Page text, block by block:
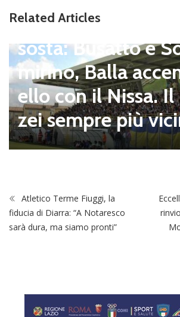
Related Articles
pagnano), mercato
sosta: Busatto e
mirino, Balla
ello con il Nissa. Il
zei sempre più
Atletico Terme Fiuggi, la
fiducia di Diarra: “A Notaresco
sarà dura, ma siamo pronti”